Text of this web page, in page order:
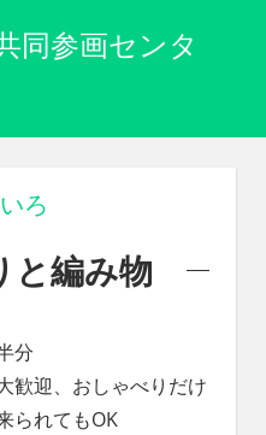
同参画センタ
ろ
と編み物
分
歓迎、おしゃべりだけ
られてもOK